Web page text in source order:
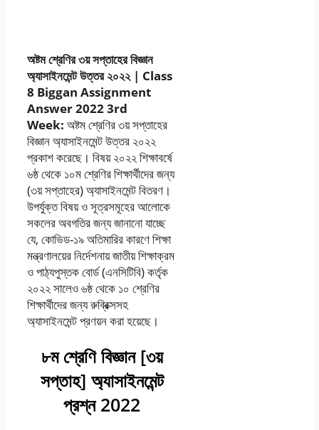
অষ্টম শ্রেণির ৩য় সপ্তাহের বিজ্ঞান
অ্যাসাইনমেন্ট উত্তর ২০২২ | Class
8 Biggan Assignment
Answer 2022 3rd
Week: অষ্টম শ্রেণির ৩য় সপ্তাহের
বিজ্ঞান অ্যাসাইনমেন্ট উত্তর ২০২২
প্রকাশ করেছে। বিষয় ২০২২ শিক্ষাবর্ষে
৬ষ্ঠ থেকে ১০ম শ্রেণির শিক্ষার্থীদের জন্য
(৩য় সপ্তাহের) অ্যাসাইনমেন্ট বিতরণ।
উপর্যুক্ত বিষয় ও সূত্রসমূহের আলোকে
সকলের অবগতির জন্য জানানো যাচ্ছে
যে, কোভিড-১৯ অতিমারির কারণে শিক্ষা
মন্ত্রণালয়ের নির্দেশনায় জাতীয় শিক্ষাক্রম
ও পাঠ্যপুস্তক বোর্ড (এনসিটিবি) কর্তৃক
২০২২ সালেও ৬ষ্ঠ থেকে ১০ শ্রেণির
শিক্ষার্থীদের জন্য রুব্রিক্সসহ
অ্যাসাইনমেন্ট প্রণয়ন করা হয়েছে।
৮ম শ্রেণি বিজ্ঞান [৩য়
সপ্তাহ] অ্যাসাইনমেন্ট
প্রশ্ন 2022